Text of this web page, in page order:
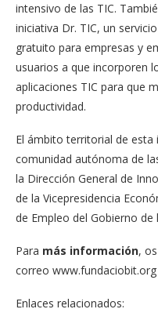
intensivo de las TIC.
iniciativa Dr. TIC, un
gratuito para empresas y
usuarios a que incorporen
aplicaciones TIC para que
productividad.
El ámbito territorial de esta
comunidad autónoma de
la Dirección General de
de la Vicepresidencia
de Empleo del Gobierno de
Para más información,
correo
Enlaces relacionados: